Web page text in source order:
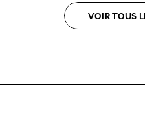
VOIR TOUS